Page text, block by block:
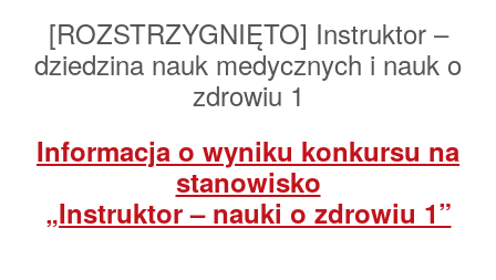
[ROZSTRZYGNIĘTO] Instruktor –
dziedzina nauk medycznych i nauk o
zdrowiu 1
Informacja o wyniku konkursu na
stanowisko
„Instruktor – nauki o zdrowiu 1”